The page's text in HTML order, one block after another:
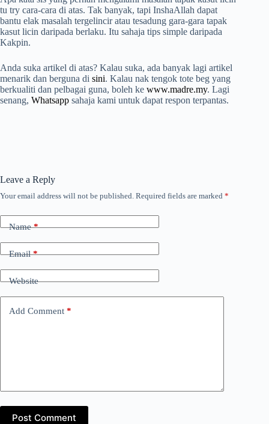
tu try cara-cara di atas. Tak banyak, tapi InshaAllah dapat
bantu elak masalah tergelincir atau tesadung gara-gara tapak
kasut licin daripada berlaku. Itu sahaja tips simple daripada
Kakpin.
Anda suka artikel di atas? Kalau suka, ada banyak lagi artikel
menarik dan berguna di sini. Kalau nak tengok tote beg yang
berkualiti dan pelbagai guna, boleh ke www.madre.my. Lagi
senang, Whatsapp sahaja kami untuk dapat respon terpantas.
Leave a Reply
Your email address will not be published. Required fields are marked *
Name*
Email*
Website
Add Comment *
Post Comment